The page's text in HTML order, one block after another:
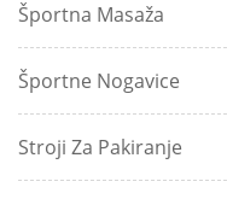
Športna Masaža
Športne Nogavice
Stroji Za Pakiranje